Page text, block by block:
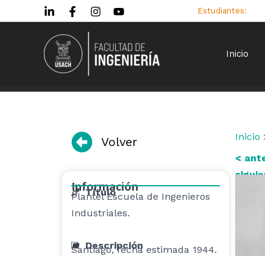
al
Estudiantes:
Inicio
Volver Inicio
Información
Título
Plantel Escuela de Ingenieros
Industriales.
Descripción
Santiago, fecha estimada 1944.
<